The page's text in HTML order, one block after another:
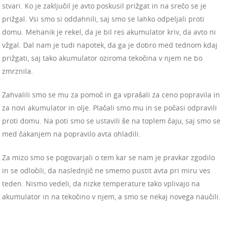
stvari. Ko je zaključil je avto poskusil prižgat in na srečo se je
prižgal. Vsi smo si oddahnili, saj smo se lahko odpeljali proti
domu. Mehanik je rekel, da je bil res akumulator kriv, da avto ni
vžgal. Dal nam je tudi napotek, da ga je dobro med tednom kdaj
prižgati, saj tako akumulator oziroma tekočina v njem ne bo
zmrznila.
Zahvalili smo se mu za pomoč in ga vprašali za ceno popravila in
za novi akumulator in olje. Plačali smo mu in se počasi odpravili
proti domu. Na poti smo se ustavili še na toplem čaju, saj smo se
med čakanjem na popravilo avta ohladili.
Za mizo smo se pogovarjali o tem kar se nam je pravkar zgodilo
in se odločili, da naslednjič ne smemo pustit avta pri miru ves
teden. Nismo vedeli, da nizke temperature tako vplivajo na
akumulator in na tekočino v njem, a smo se nekaj novega naučili.